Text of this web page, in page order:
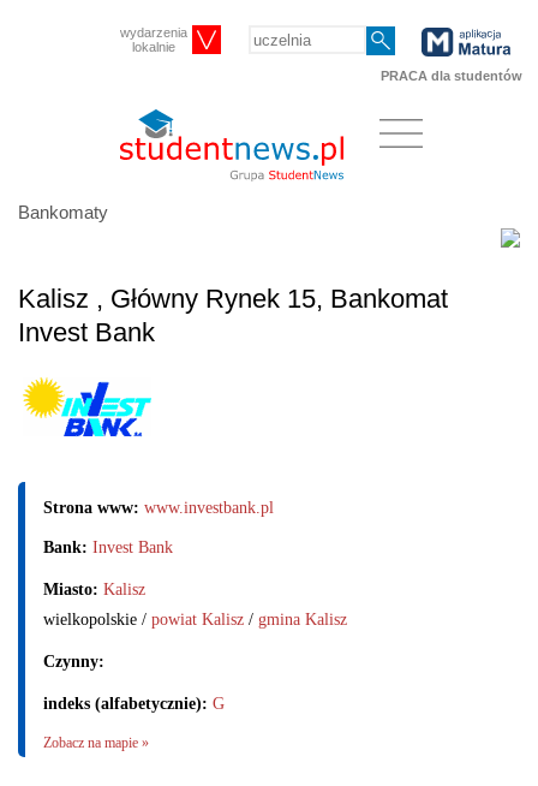
wydarzenia
lokalnie
PRACA dla studentów
Bankomaty
Kalisz , Główny Rynek 15, Bankomat
Invest Bank
Strona www: www.investbank.pl
Bank: Invest Bank
Miasto: Kalisz
wielkopolskie / powiat Kalisz / gmina Kalisz
Czynny:
indeks (alfabetycznie): G
Zobacz na mapie »